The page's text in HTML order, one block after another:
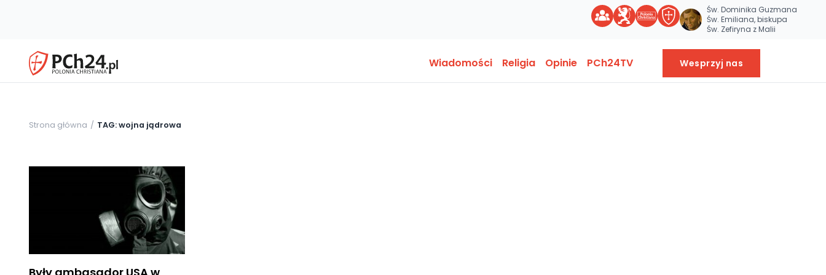
Św. Dominika Guzmana
Św. Emiliana, biskupa
Św. Zefiryna z Malii
Wiadomości Religia Opinie PCh24TV Wesprzyj nas
Strona główna TAG: wojna jądrowa